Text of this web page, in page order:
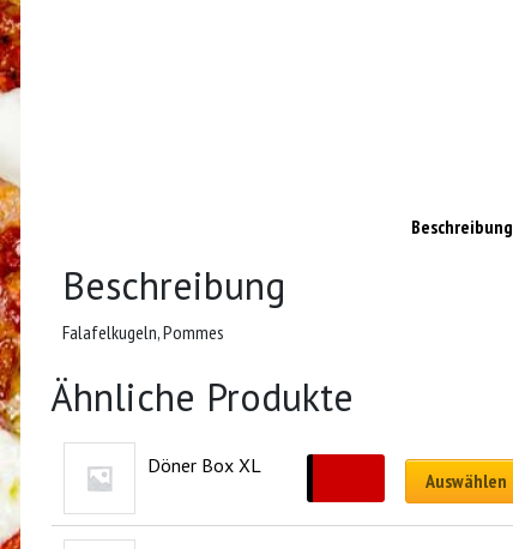
Beschreibung
Beschreibung
Falafelkugeln, Pommes
Ähnliche Produkte
Döner Box XL
Auswählen